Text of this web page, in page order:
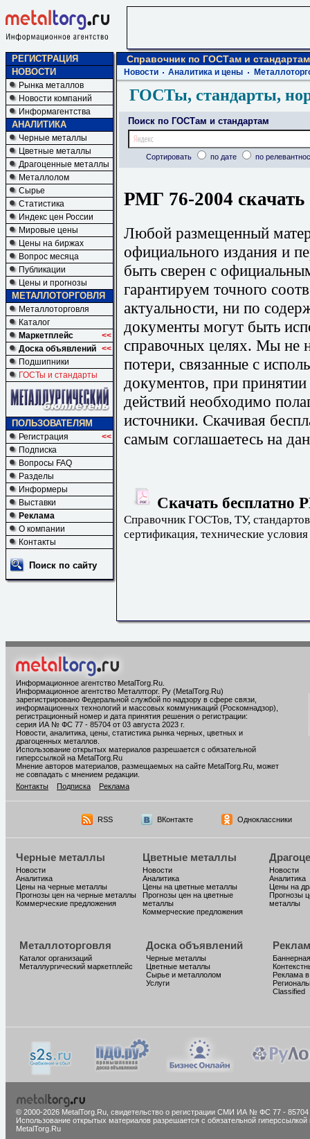
РЕГИСТРАЦИЯ
НОВОСТИ
Рынка металлов
Новости компаний
Информагентства
АНАЛИТИКА
Черные металлы
Цветные металлы
Драгоценные металлы
Металлолом
Сырье
Статистика
Индекс цен России
Мировые цены
Цены на биржах
Вопрос месяца
Публикации
Цены и прогнозы
МЕТАЛЛОТОРГОВЛЯ
Металлоторговля
Каталог
Маркетплейс
<<
Доска объявлений <<
Подшипники
ГОСТы и стандарты
ПОЛЬЗОВАТЕЛЯМ
Регистрация
<<
Подписка
Вопросы FAQ
Разделы
Информеры
Выставки
Реклама
О компании
Контакты
Поиск по сайту
Справочник по ГОСТам и стандартам
Новости Аналитика и цены
ГОСТы, стандарты,
Поиск по ГОСТам и стандартам
Сортировать по дате по
РМГ 76-2004 скачать
Любой размещенный
официального издания и
быть сверен с
гарантируем точного
актуальности, ни по
документы могут быть
справочных целях. Мы не
потери, связанные с
документов, при
действий необходимо
источники. Скачивая
самым соглашаетесь на
Скачать бесплатно
Справочник ГОСТов, ТУ,
сертификация, технические условия
Информационное агентство MetalTorg.Ru
Информационное агентство Металлторг. Ру (MetalTorg.Ru)
зарегистрировано Федеральной службой по надзору в сфере связи,
информационных технологий и массовых коммуникаций (Роскомнадзор),
регистрационный номер и дата принятия решения о регистрации:
серия ИА № ФС 77 - 85704 от 03 августа 2023 г.
Новости, аналитика, цены, статистика рынка черных, цветных и
драгоценных металлов.
Использование открытых материалов разрешается с обязательной
гиперссылкой на MetalTorg.Ru
Мнение авторов материалов, размещаемых на сайте MetalTorg.Ru, может
не совпадать с мнением редакции.
Контакты
Подписка Реклама
RSS ВКонтакте Одноклассники
Черные металлы
Новости
Аналитика
Цены на черные металлы
Прогнозы цен на черные металлы
Коммерческие предложения
Цветные металлы
Новости
Аналитика
Цены на цветные металлы
Прогнозы цен на цветные
металлы
Коммерческие предложения
Новости
Аналитика
Цены на
Прогнозы
металлы
Металлоторговля
Каталог организаций
Металлургический маркетплейс
Доска объявлений
Черные металлы
Цветные металлы
Сырье и металлолом
Услуги
Реклама
Classified
© 2000-2026 MetalTorg.Ru, cвидетельство о регистрации СМИ ИА № ФС 77 - 85704
Использование открытых материалов разрешается с обязательной гиперссылкой
MetalTorg.Ru